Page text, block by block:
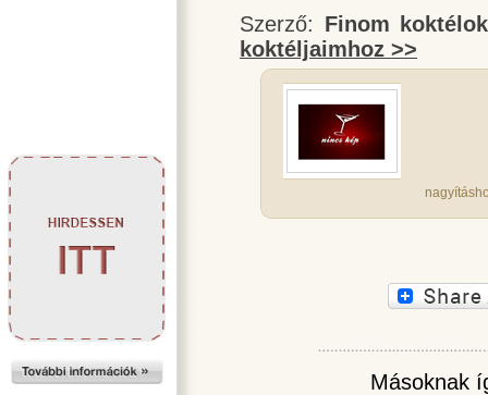
Szerző: Finom koktélok
koktéljaimhoz >>
Másoknak